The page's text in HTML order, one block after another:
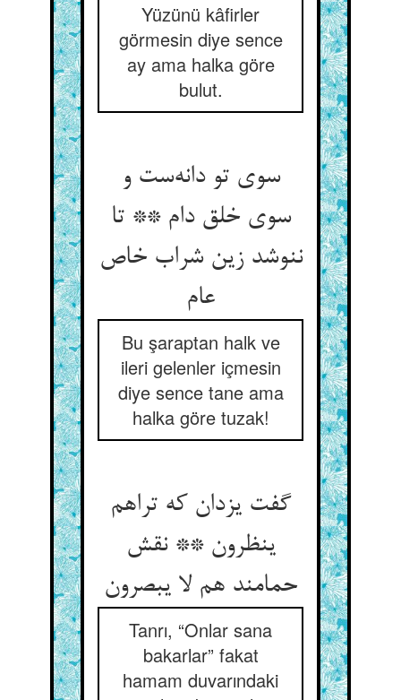
Yüzünü kâfirler
görmesin diye sence
ay ama halka göre
bulut.
سوی تو دانه‌ست و
سوی خلق دام ** تا
ننوشد زین شراب خاص
عام
Bu şaraptan halk ve
ileri gelenler içmesin
diye sence tane ama
halka göre tuzak!
گفت یزدان که تراهم
ینظرون ** نقش
حمامند هم لا یبصرون
Tanrı, “Onlar sana
bakarlar” fakat
hamam duvarındaki